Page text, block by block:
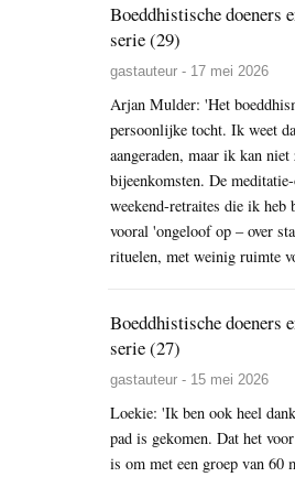
Boeddhistische doeners
serie (29)
gastauteur - 17 mei 2026
Arjan Mulder: 'Het
persoonlijke tocht. Ik weet
aangeraden, maar ik kan niet
bijeenkomsten. De
weekend-retraites die ik heb
vooral 'ongeloof op – over
rituelen, met weinig ruimte
Boeddhistische doeners
serie (27)
gastauteur - 15 mei 2026
Loekie: 'Ik ben ook heel
pad is gekomen. Dat het
is om met een groep van 60